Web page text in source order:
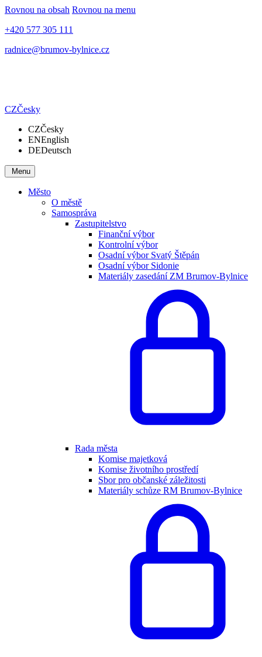
Rovnou na obsah Rovnou na menu
+420 577 305 111
radnice@brumov-bylnice.cz
CZČesky
CZČesky
ENEnglish
DEDeutsch
Menu
Město
O městě
Samospráva
Zastupitelstvo
Finanční výbor
Kontrolní výbor
Osadní výbor Svatý Štěpán
Osadní výbor Sidonie
Materiály zasedání ZM Brumov-Bylnice
Rada města
Komise majetková
Komise životního prostředí
Sbor pro občanské záležitosti
Materiály schůze RM Brumov-Bylnice